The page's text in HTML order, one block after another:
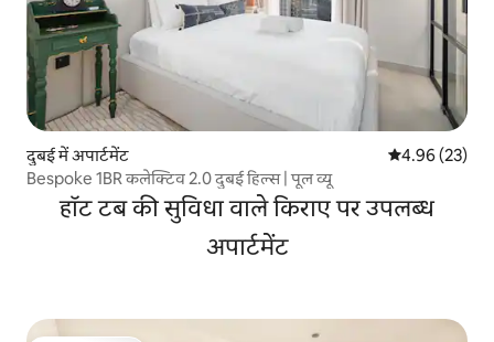
दुबई में अपार्टमेंट औसत रेटिंग 5 में
4.96 (23)
Bespoke 1BR कलेक्टिव 2.0 दुबई हिल्स | पूल व्यू
हॉट टब की सुविधा वाले किराए पर उपलब्ध
अपार्टमेंट